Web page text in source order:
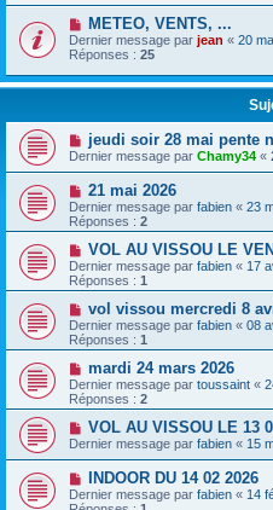
METEO, VENTS, ...
Dernier message par jean « 20
Réponses : 25
jeudi soir 28 mai pente
Dernier message par Chamy34 «
21 mai 2026
Dernier message par fabien « 23
Réponses : 2
VOL AU VISSOU LE
Dernier message par fabien « 17
Réponses : 1
vol vissou mercredi 8
Dernier message par fabien « 08
Réponses : 1
mardi 24 mars 2026
Dernier message par toussaint «
Réponses : 2
VOL AU VISSOU LE 13
Dernier message par fabien « 15
INDOOR DU 14 02 2026
Dernier message par fabien « 14